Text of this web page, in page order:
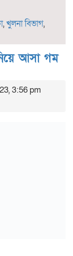
,খুলনা বিভাগ,
আসা গম
3:56 pm